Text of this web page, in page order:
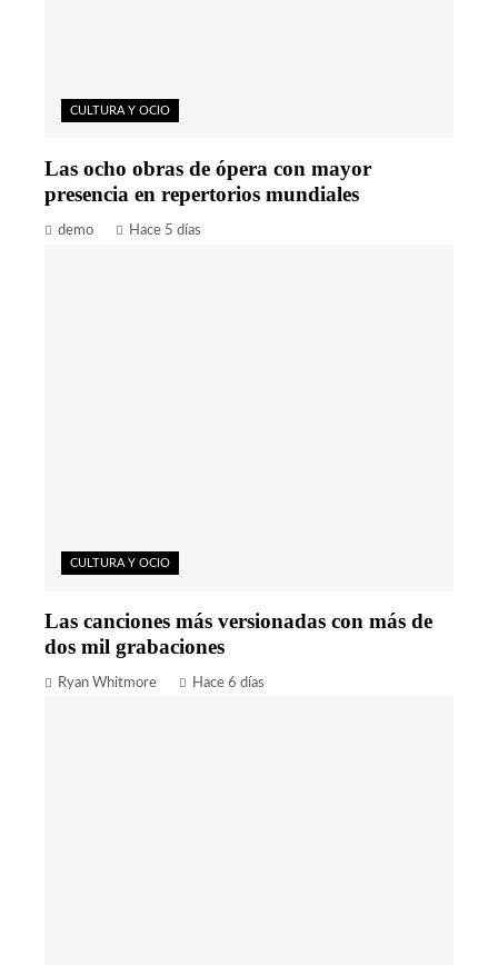
CULTURA Y OCIO
Las ocho obras de ópera con mayor
presencia en repertorios mundiales
demo Hace 5 días
CULTURA Y OCIO
Las canciones más versionadas con más de
dos mil grabaciones
Ryan Whitmore Hace 6 días